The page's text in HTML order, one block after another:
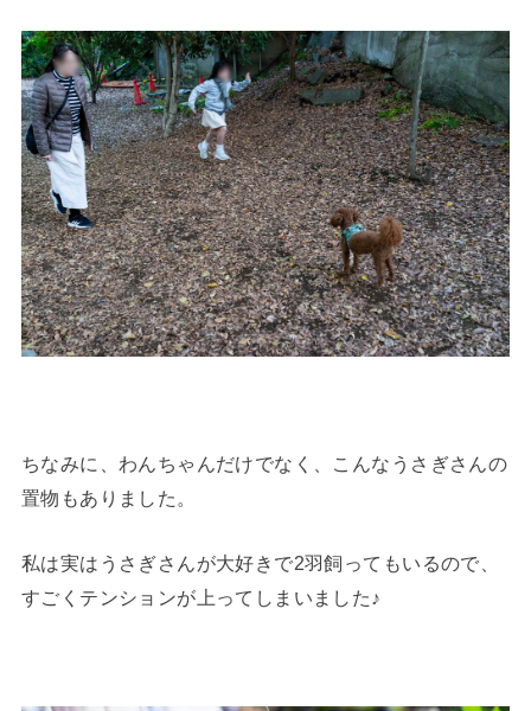
ちなみに、わんちゃんだけでなく、こんなうさぎさんの
置物もありました。
私は実はうさぎさんが大好きで2羽飼ってもいるので、
すごくテンションが上ってしまいました♪